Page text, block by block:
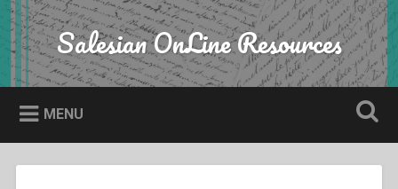
Skip
to
content
Search Salesian OnLine Resources
MENU